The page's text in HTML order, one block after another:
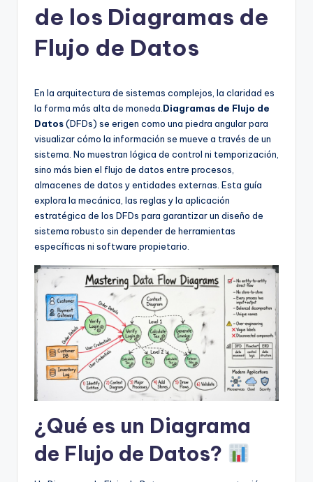
si
&
w
de los Diagramas de
Flujo de Datos
En la arquitectura de sistemas complejos, la claridad es
la forma más alta de moneda. Diagramas de Flujo de
Datos(DFDs) se erigen como una piedra angular para
visualizar cómo la información se mueve a través de un
sistema. No muestran lógica de control ni temporización,
sino más bien el flujo de datos entre procesos,
almacenes de datos y entidades externas. Esta guía
explora la mecánica, las reglas y la aplicación
estratégica de los DFDs para garantizar un diseño de
sistema robusto sin depender de herramientas
específicas ni software propietario.
¿Qué es un Diagrama
de Flujo de Datos?